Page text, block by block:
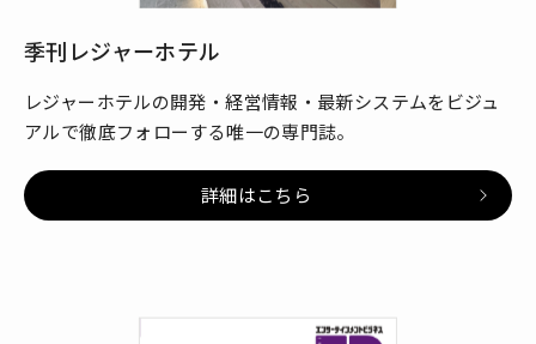
季刊レジャーホテル
レジャーホテルの開発・経営情報・最新システムをビジュ
アルで徹底フォローする唯一の専門誌。
詳細はこちら